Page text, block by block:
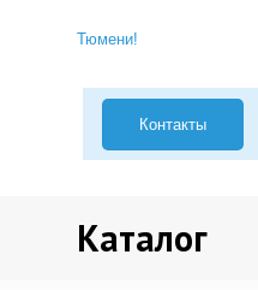
Контакты
Каталог